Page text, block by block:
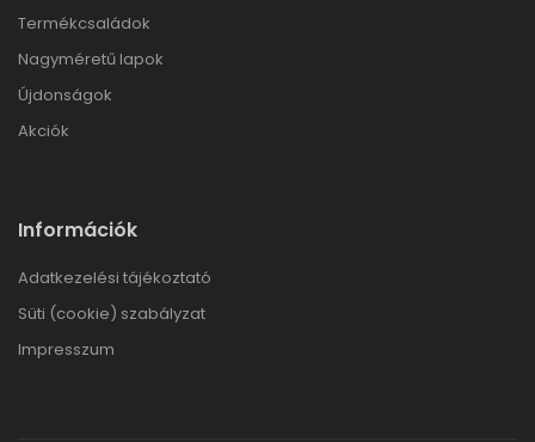
Termékcsaládok
Nagyméretű lapok
Újdonságok
Akciók
Információk
Adatkezelési tájékoztató
Süti (cookie) szabályzat
Impresszum